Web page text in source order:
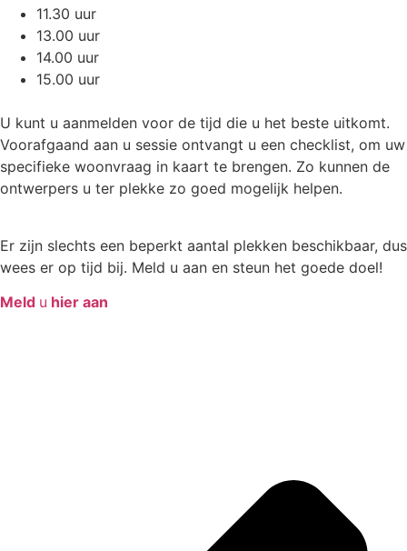
11.30 uur
13.00 uur
14.00 uur
15.00 uur
U kunt u aanmelden voor de tijd die u het beste uitkomt.
Voorafgaand aan u sessie ontvangt u een checklist, om uw
specifieke woonvraag in kaart te brengen. Zo kunnen de
ontwerpers u ter plekke zo goed mogelijk helpen.
Er zijn slechts een beperkt aantal plekken beschikbaar, dus
wees er op tijd bij. Meld u aan en steun het goede doel!
Meld u hier aan